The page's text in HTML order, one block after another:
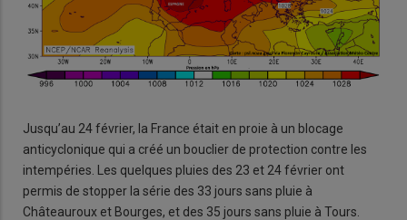
Jusqu’au 24 février, la France était en proie à un blocage
anticyclonique qui a créé un bouclier de protection contre les
intempéries. Les quelques pluies des 23 et 24 février ont
permis de stopper la série des 33 jours sans pluie à
Châteauroux et Bourges, et des 35 jours sans pluie à Tours.